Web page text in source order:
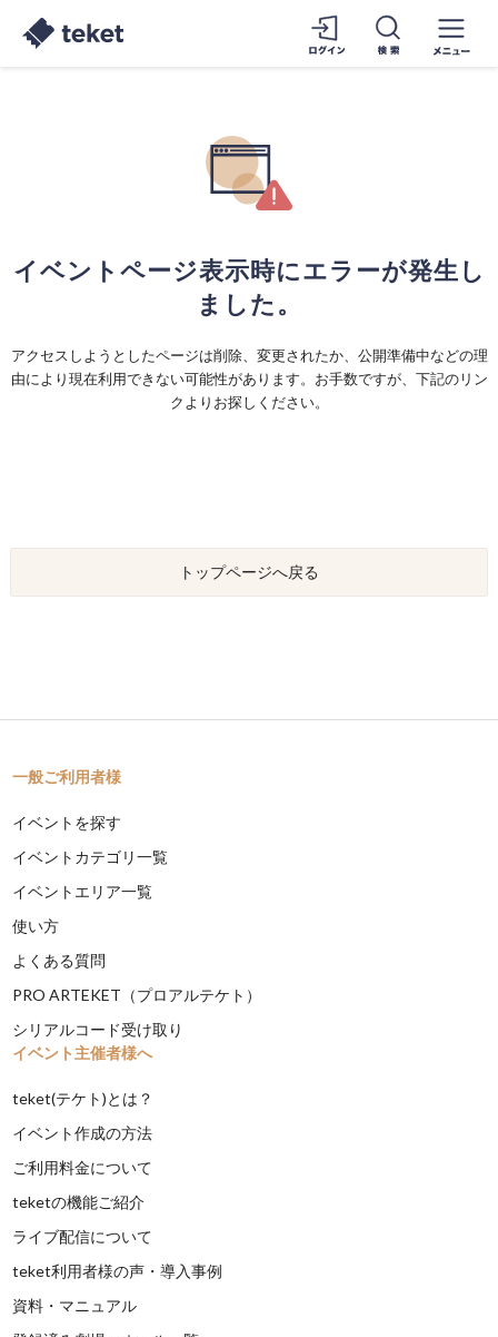
イベントページ表示時にエラーが発生し
ました。
アクセスしようとしたページは削除、変更されたか、公開準備中などの理
由により現在利用できない可能性があります。お手数ですが、下記のリン
クよりお探しください。
トップページへ戻る
一般ご利用者様
イベントを探す
イベントカテゴリ一覧
イベントエリア一覧
使い方
よくある質問
PRO ARTEKET（プロアルテケト）
シリアルコード受け取り
イベント主催者様へ
teket(テケト)とは？
イベント作成の方法
ご利用料金について
teketの機能ご紹介
ライブ配信について
teket利用者様の声・導入事例
資料・マニュアル